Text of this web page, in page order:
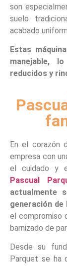
son
suelo
acabado
Estas
manejable,
reducidos y
En el corazón
empresa con
el cuidado y
Pascual
actualmente
generación de
el compromiso
barnizado de
Desde su
Parquet se ha